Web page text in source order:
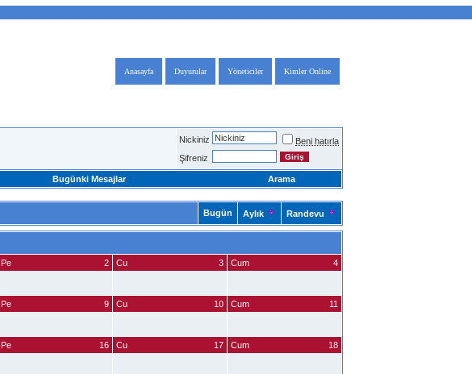
Kimler Online
Yöneticiler
Duyurular
Anasayfa
Nickiniz
Beni hatırla
Şifreniz
Bugünki Mesajlar Arama
Bugün Aylık Randevu
2
Pe 3
Cu 4
Cum
9
Pe 10
Cu 11
Cum
16
Pe 17
Cu 18
Cum